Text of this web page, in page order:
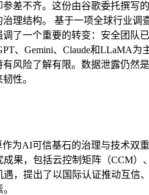
差不齐。这份由谷歌委托撰
理结构。 基于一项全球行业
了一个重要的转变：安全团
、Gemini、Claude和LLaMA
风险了解有限。数据泄露仍
性。
为AI可信基石的治理与技术
果，包括云控制矩阵（CCM
，提出了以国际认证推动互